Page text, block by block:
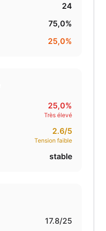
24
75,0%
25,0%
25,0%
Très élevé
2.6/5
Tension faible
stable
17.8/25